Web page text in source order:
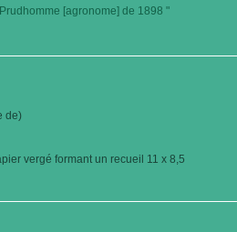
[agronome] de 1898 "
de)
vergé formant un recueil 11 x 8,5